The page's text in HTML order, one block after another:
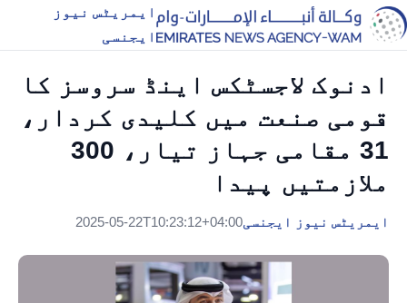
ایمریٹس نیوز
ایجنسی
ادنوک لاجسٹکس اینڈ سروسز کا
قومی صنعت میں کلیدی کردار،
31 مقامی جہاز تیار، 300
ملازمتیں پیدا
ایمریٹس نیوز ایجنسی2025-05-22T10:23:12+04:00